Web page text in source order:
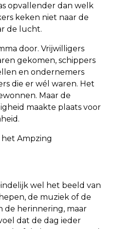
opvallender dan welk
keken niet naar de
de lucht.
door. Vrijwilligers
gekomen, schippers
en ondernemers
die er wél waren. Het
Maar de
maakte plaats voor
Ampzing
wel het beeld van
de muziek of de
de herinnering, maar
dat de dag ieder